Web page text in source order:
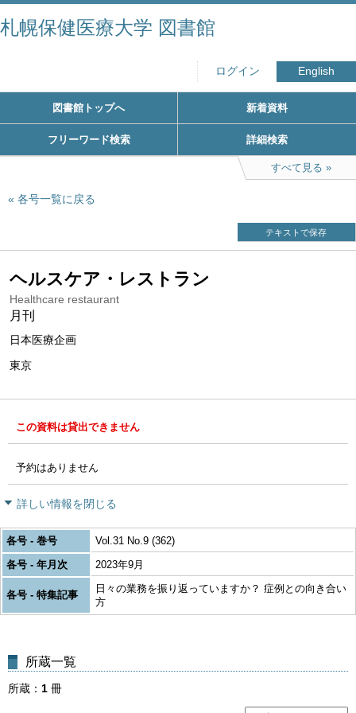
札幌保健医療大学 図書館
ログイン English
図書館トップへ 新着資料
フリーワード検索 詳細検索
すべて見る
各号一覧に戻る
テキストで保存
ヘルスケア・レストラン
Healthcare restaurant
月刊
日本医療企画
東京
この資料は貸出できません
予約はありません
詳しい情報を閉じる
各号 - 巻号
Vol.31 No.9 (362)
各号 - 年月次
2023年9月
各号 - 特集記事
日々の業務を振り返っていますか？ 症例との向き合い
方
所蔵一覧
所蔵 1 冊